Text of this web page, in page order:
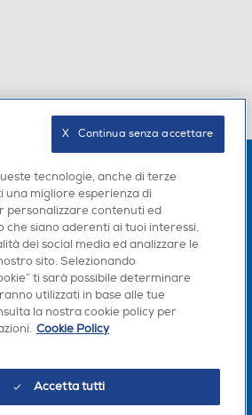
tecnologie, anche di terze
migliore esperienza di
personalizzare contenuti ed
che siano aderenti ai tuoi interessi,
dei social media ed analizzare le
sito. Selezionando
ti sarà possibile determinare
utilizzati in base alle tue
la nostra cookie policy per
Cookie Policy
Accetta tutti
X   Continua senza accettare